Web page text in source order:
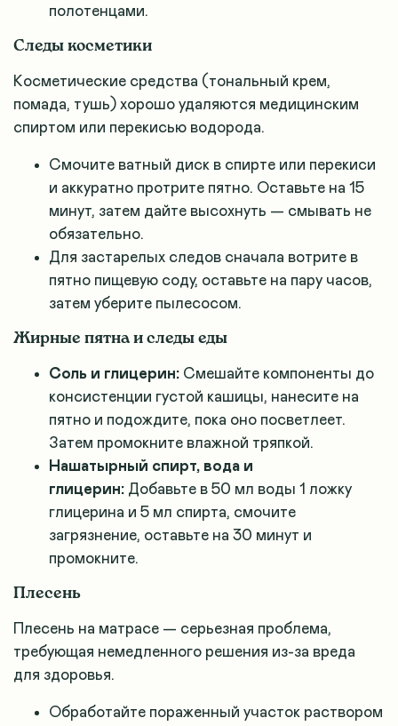
полотенцами.
Следы косметики
Косметические средства (тональный крем,
помада, тушь) хорошо удаляются медицинским
спиртом или перекисью водорода.
Смочите ватный диск в спирте или перекиси
и аккуратно протрите пятно. Оставьте на 15
минут, затем дайте высохнуть — смывать не
обязательно.
Для застарелых следов сначала вотрите в
пятно пищевую соду, оставьте на пару часов,
затем уберите пылесосом.
Жирные пятна и следы еды
Соль и глицерин: Смешайте компоненты до
консистенции густой кашицы, нанесите на
пятно и подождите, пока оно посветлеет.
Затем промокните влажной тряпкой.
Нашатырный спирт, вода и
глицерин: Добавьте в 50 мл воды 1 ложку
глицерина и 5 мл спирта, смочите
загрязнение, оставьте на 30 минут и
промокните.
Плесень
Плесень на матрасе — серьезная проблема,
требующая немедленного решения из-за вреда
для здоровья.
Обработайте пораженный участок раствором